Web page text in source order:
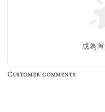
成為
Customer comments